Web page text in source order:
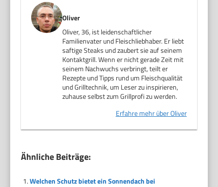
Oliver
Oliver, 36, ist leidenschaftlicher
Familienvater und Fleischliebhaber. Er liebt
saftige Steaks und zaubert sie auf seinem
Kontaktgrill. Wenn er nicht gerade Zeit mit
seinem Nachwuchs verbringt, teilt er
Rezepte und Tipps rund um Fleischqualität
und Grilltechnik, um Leser zu inspirieren,
zuhause selbst zum Grillprofi zu werden.
Erfahre mehr über Oliver
Ähnliche Beiträge:
Welchen Schutz bietet ein Sonnendach bei